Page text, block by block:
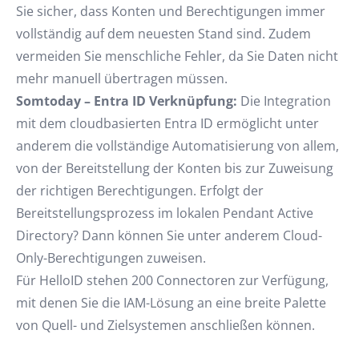
Sie sicher, dass Konten und Berechtigungen immer
vollständig auf dem neuesten Stand sind. Zudem
vermeiden Sie menschliche Fehler, da Sie Daten nicht
mehr manuell übertragen müssen.
Somtoday – Entra ID Verknüpfung: Die Integration
mit dem cloudbasierten Entra ID ermöglicht unter
anderem die vollständige Automatisierung von allem,
von der Bereitstellung der Konten bis zur Zuweisung
der richtigen Berechtigungen. Erfolgt der
Bereitstellungsprozess im lokalen Pendant Active
Directory? Dann können Sie unter anderem Cloud-
Only-Berechtigungen zuweisen.
Für HelloID stehen 200 Connectoren zur Verfügung,
mit denen Sie die IAM-Lösung an eine breite Palette
von Quell- und Zielsystemen anschließen können.